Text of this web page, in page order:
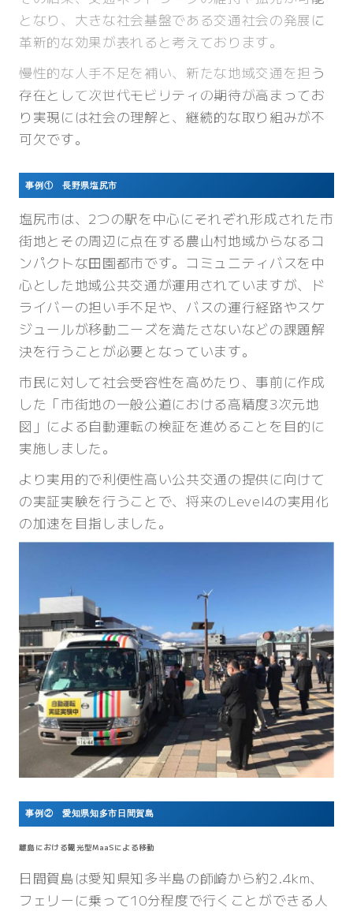
となり、大きな社会基盤である交通社会の発展に
革新的な効果が表れると考えております。
慢性的な人手不足を補い、新たな地域交通を担う
存在として次世代モビリティの期待が高まってお
り実現には社会の理解と、継続的な取り組みが不
可欠です。
事例① 長野県塩尻市
塩尻市は、2つの駅を中心にそれぞれ形成された市
街地とその周辺に点在する農山村地域からなるコ
ンパクトな田園都市です。コミュニティバスを中
心とした地域公共交通が運用されていますが、ド
ライバーの担い手不足や、バスの運行経路やスケ
ジュールが移動ニーズを満たさないなどの課題解
決を行うことが必要となっています。
市民に対して社会受容性を高めたり、事前に作成
した「市街地の一般公道における高精度3次元地
図」による自動運転の検証を進めることを目的に
実施しました。
より実用的で利便性高い公共交通の提供に向けて
の実証実験を行うことで、将来のLevel4の実用化
の加速を目指しました。
事例② 愛知県知多市日間賀島
離島における観光型MaaSによる移動
日間賀島は愛知県知多半島の師崎から約2.4km、
フェリーに乗って10分程度で行くことができる人